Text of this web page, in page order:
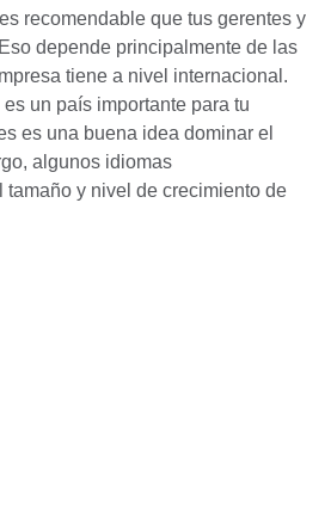
recomendable que tus gerentes y
depende principalmente de las
tiene a nivel internacional.
un país importante para tu
es una buena idea dominar el
algunos idiomas
tamaño y nivel de crecimiento de